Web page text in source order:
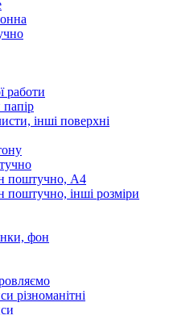
работи
інші поверхні
поштучно, А4
поштучно, інші розміри
фон
різноманітні